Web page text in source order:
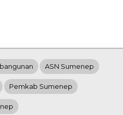
ASN Sumenep
Pemkab Sumenep